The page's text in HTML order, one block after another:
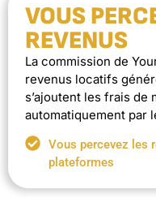
VOUS
REVENUS
La commission de
revenus locatifs
s’ajoutent les frais de
automatiquement par
Vous percevez les
plateformes